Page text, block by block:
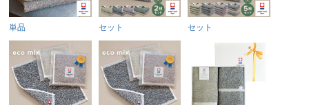
単品 セット セット